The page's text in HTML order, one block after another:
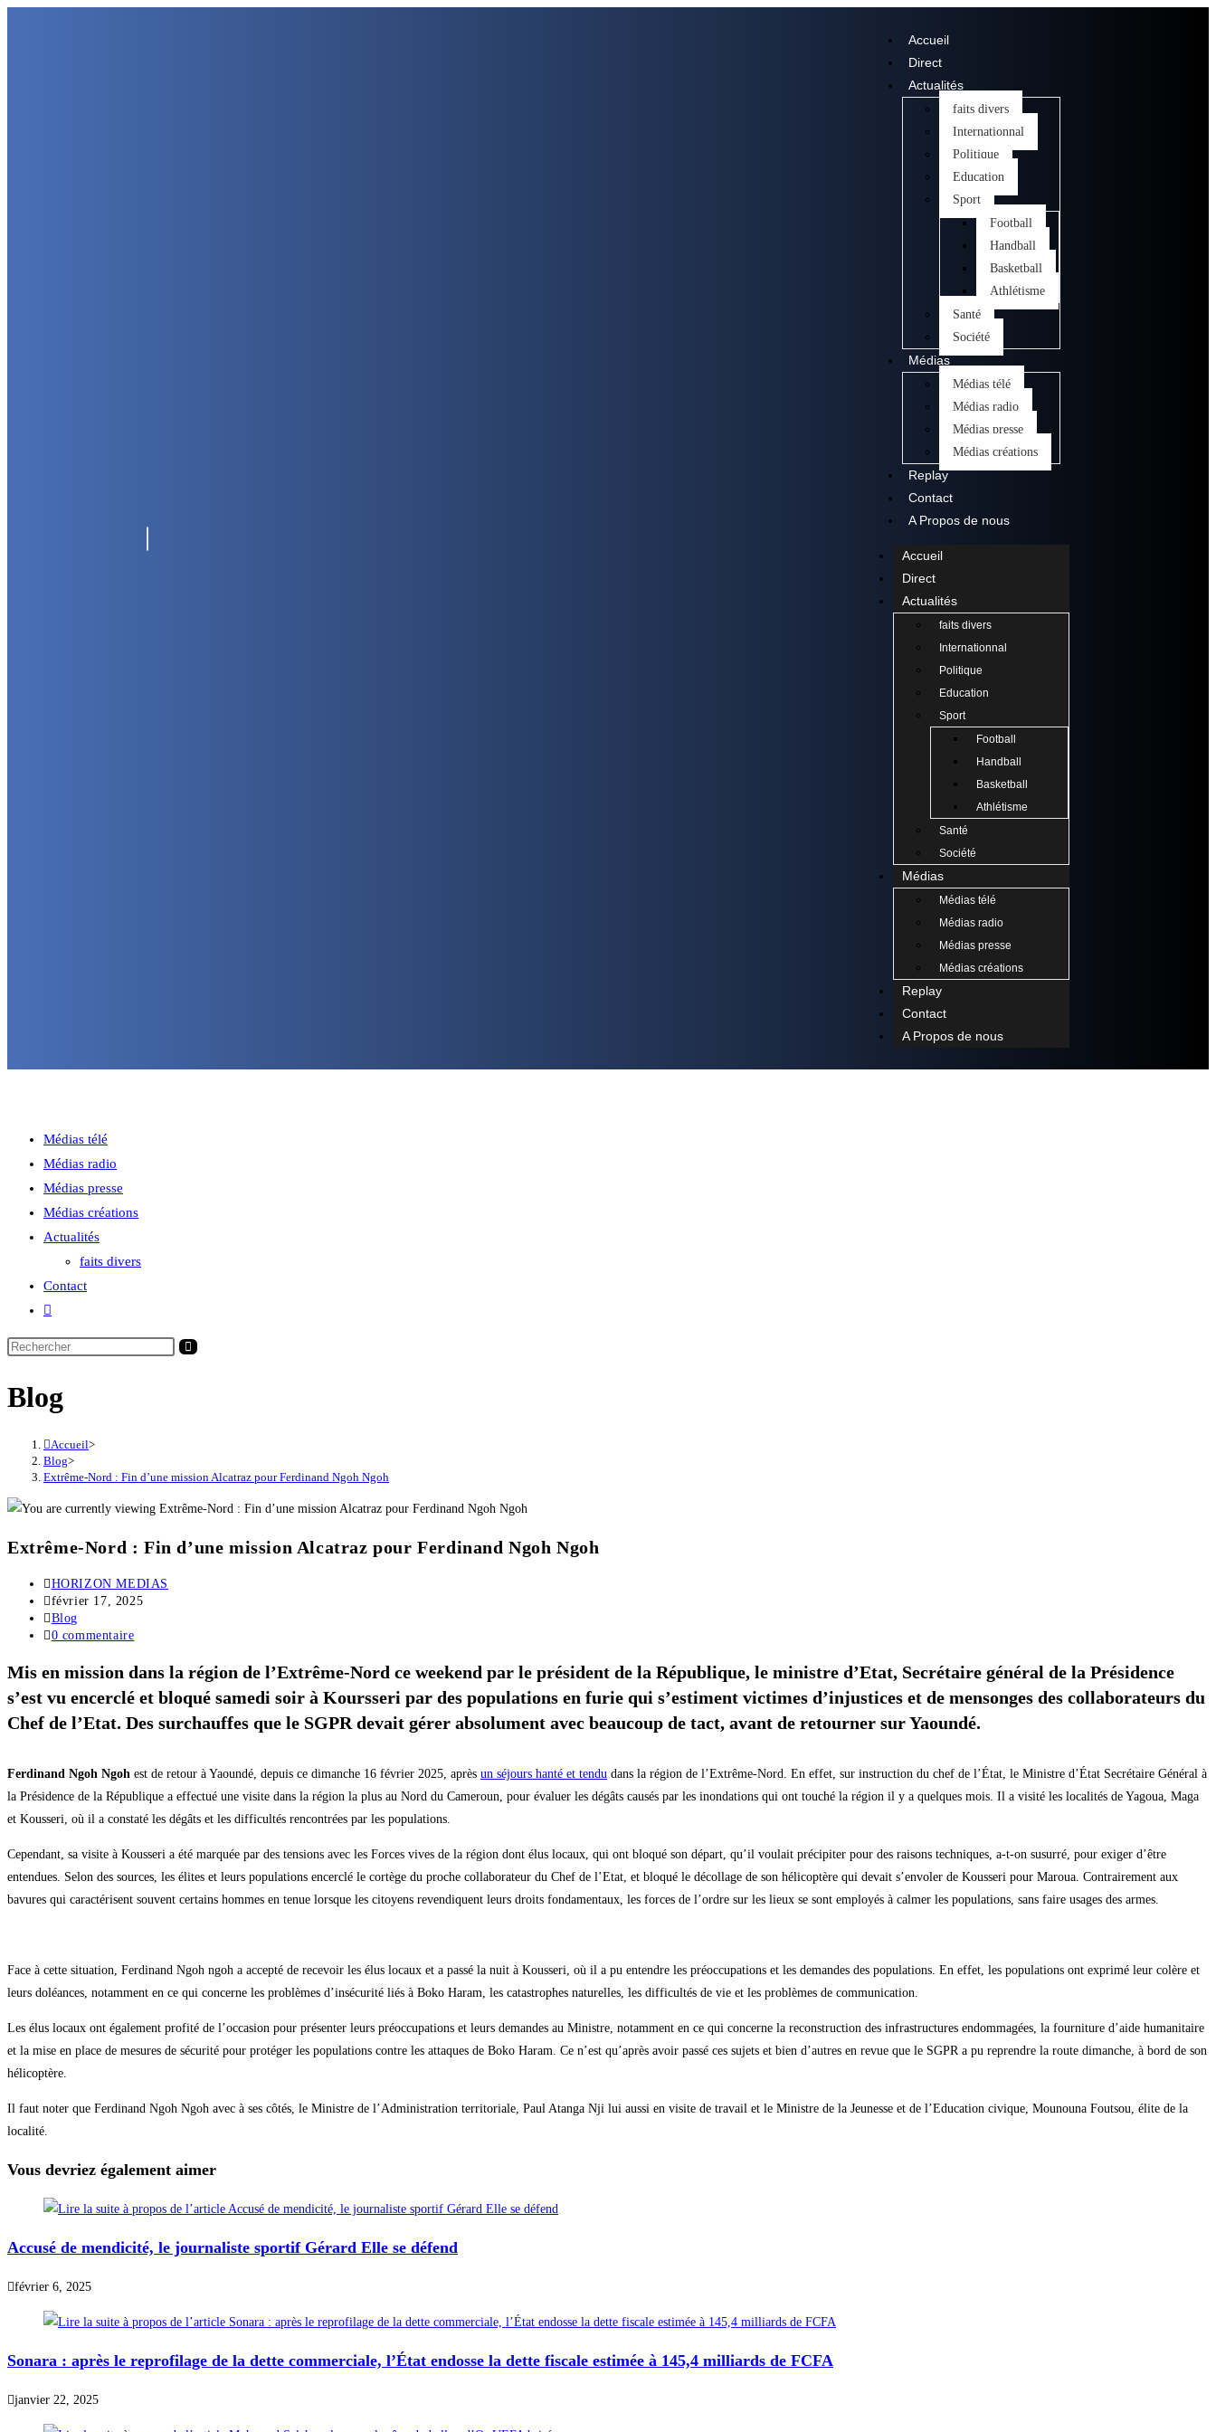
Accueil
Direct
Actualités
faits divers
Internationnal
Politique
Education
Sport
Football
Handball
Basketball
Athlétisme
Santé
Société
Médias
Médias télé
Médias radio
Médias presse
Médias créations
Replay
Contact
A Propos de nous
Accueil
Direct
Actualités
faits divers
Internationnal
Politique
Education
Sport
Football
Handball
Basketball
Athlétisme
Santé
Société
Médias
Médias télé
Médias radio
Médias presse
Médias créations
Replay
Contact
A Propos de nous
Médias télé
Médias radio
Médias presse
Médias créations
Actualités
faits divers
Contact
Blog
Accueil>
Blog>
Extrême-Nord : Fin d’une mission Alcatraz pour Ferdinand Ngoh Ngoh
Extrême-Nord : Fin d’une mission Alcatraz pour Ferdinand Ngoh Ngoh
HORIZON MEDIAS
février 17, 2025
Blog
0 commentaire
Mis en mission dans la région de l’Extrême-Nord ce weekend par le président de la République, le ministre d’Etat, Secrétaire général de la Présidence
s’est vu encerclé et bloqué samedi soir à Koursseri par des populations en furie qui s’estiment victimes d’injustices et de mensonges des collaborateurs du
Chef de l’Etat. Des surchauffes que le SGPR devait gérer absolument avec beaucoup de tact, avant de retourner sur Yaoundé.
Ferdinand Ngoh Ngoh est de retour à Yaoundé, depuis ce dimanche 16 février 2025, après un séjours hanté et tendu dans la région de l’Extrême-Nord. En effet, sur instruction du chef de l’État, le Ministre d’État Secrétaire Général à
la Présidence de la République a effectué une visite dans la région la plus au Nord du Cameroun, pour évaluer les dégâts causés par les inondations qui ont touché la région il y a quelques mois. Il a visité les localités de Yagoua, Maga
et Kousseri, où il a constaté les dégâts et les difficultés rencontrées par les populations.
Cependant, sa visite à Kousseri a été marquée par des tensions avec les Forces vives de la région dont élus locaux, qui ont bloqué son départ, qu’il voulait précipiter pour des raisons techniques, a-t-on susurré, pour exiger d’être
entendues. Selon des sources, les élites et leurs populations encerclé le cortège du proche collaborateur du Chef de l’Etat, et bloqué le décollage de son hélicoptère qui devait s’envoler de Kousseri pour Maroua. Contrairement aux
bavures qui caractérisent souvent certains hommes en tenue lorsque les citoyens revendiquent leurs droits fondamentaux, les forces de l’ordre sur les lieux se sont employés à calmer les populations, sans faire usages des armes.
Face à cette situation, Ferdinand Ngoh ngoh a accepté de recevoir les élus locaux et a passé la nuit à Kousseri, où il a pu entendre les préoccupations et les demandes des populations. En effet, les populations ont exprimé leur colère et
leurs doléances, notamment en ce qui concerne les problèmes d’insécurité liés à Boko Haram, les catastrophes naturelles, les difficultés de vie et les problèmes de communication.
Les élus locaux ont également profité de l’occasion pour présenter leurs préoccupations et leurs demandes au Ministre, notamment en ce qui concerne la reconstruction des infrastructures endommagées, la fourniture d’aide humanitaire
et la mise en place de mesures de sécurité pour protéger les populations contre les attaques de Boko Haram. Ce n’est qu’après avoir passé ces sujets et bien d’autres en revue que le SGPR a pu reprendre la route dimanche, à bord de son
hélicoptère.
Il faut noter que Ferdinand Ngoh Ngoh avec à ses côtés, le Ministre de l’Administration territoriale, Paul Atanga Nji lui aussi en visite de travail et le Ministre de la Jeunesse et de l’Education civique, Mounouna Foutsou, élite de la
localité.
Vous devriez également aimer
Accusé de mendicité, le journaliste sportif Gérard Elle se défend
février 6, 2025
Sonara : après le reprofilage de la dette commerciale, l’État endosse la dette fiscale estimée à 145,4 milliards de FCFA
janvier 22, 2025